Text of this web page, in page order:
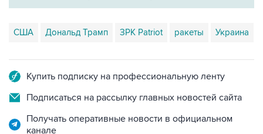
США Дональд Трамп ЗРК Patriot ракеты Украина
Купить подписку на профессиональную ленту
Подписаться на рассылку главных новостей сайта
Получать оперативные новости в официальном
канале